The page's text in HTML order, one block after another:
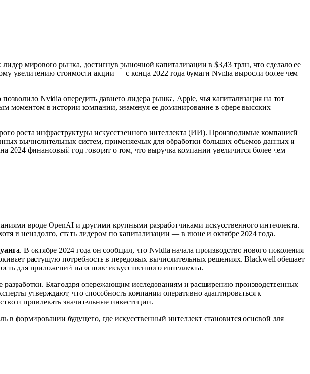
мирового рынка, достигнув рыночной капитализации в $3,43 трлн, что сделало ее
увеличению стоимости акций — с конца 2022 года бумаги Nvidia выросли более чем
Nvidia опередить давнего лидера рынка, Apple, чья капитализация на тот
моментом в истории компании, знаменуя ее доминирование в сфере высоких
роста инфраструктуры искусственного интеллекта (ИИ). Производимые компанией
вычислительных систем, применяемых для обработки больших объемов данных и
финансовый год говорят о том, что выручка компании увеличится более чем
вроде OpenAI и другими крупными разработчиками искусственного интеллекта.
и ненадолго, стать лидером по капитализации — в июне и октябре 2024 года.
. В октябре 2024 года он сообщил, что Nvidia начала производство нового поколения
растущую потребность в передовых вычислительных решениях. Blackwell обещает
для приложений на основе искусственного интеллекта.
Благодаря опережающим исследованиям и расширению производственных
утверждают, что способность компании оперативно адаптироваться к
и привлекать значительные инвестиции.
формировании будущего, где искусственный интеллект становится основой для